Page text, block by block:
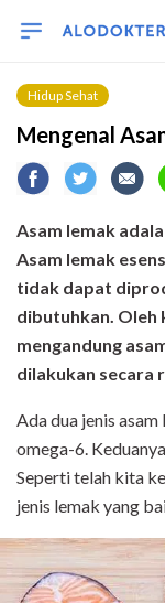
Hidup Sehat
Mengenal
Asam lemak
Asam lemak
tidak dapat
dibutuhkan. Oleh
mengandung
dilakukan secara
Ada dua jenis
omega-6.
Seperti telah kita
jenis lemak yang